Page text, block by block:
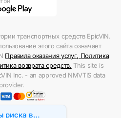
риска в
транспортных средств EpicVIN.
этого сайта означает
Правила оказания услуг, Политика
возврата средств. This site is
Inc. - an approved NMVTIS data
provider.